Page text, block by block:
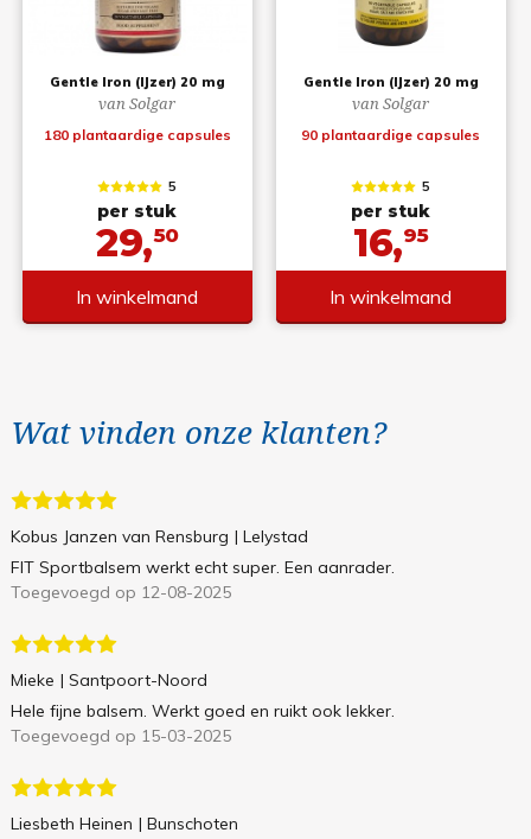
Gentle Iron (IJzer) 20 mg
van Solgar
180 plantaardige capsules
5
per stuk
29,50
In winkelmand
Gentle Iron (IJzer) 20 mg
van Solgar
90 plantaardige capsules
5
per stuk
16,95
In winkelmand
Wat vinden onze klanten?
Kobus Janzen van Rensburg | Lelystad
FIT Sportbalsem werkt echt super. Een aanrader.
Toegevoegd op 12-08-2025
Mieke | Santpoort-Noord
Hele fijne balsem. Werkt goed en ruikt ook lekker.
Toegevoegd op 15-03-2025
Liesbeth Heinen | Bunschoten